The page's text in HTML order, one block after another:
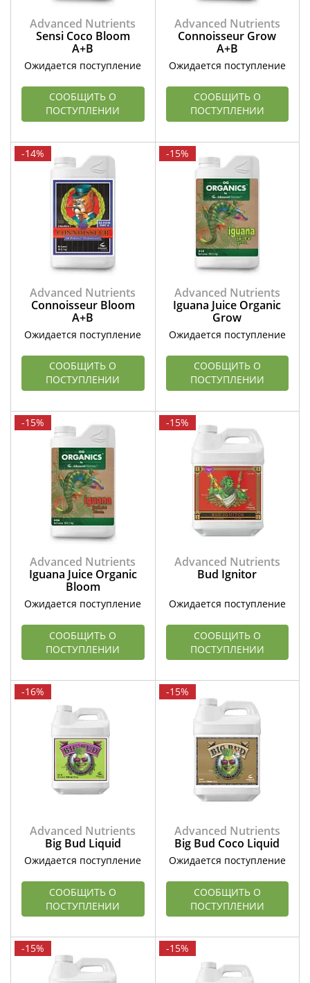
Advanced Nutrients
Sensi Coco Bloom
А+В
Ожидается поступление
СООБЩИТЬ О
ПОСТУПЛЕНИИ
Advanced Nutrients
Connoisseur Grow
А+В
Ожидается поступление
СООБЩИТЬ О
ПОСТУПЛЕНИИ
-14%
Advanced Nutrients
Connoisseur Bloom
А+В
Ожидается поступление
СООБЩИТЬ О
ПОСТУПЛЕНИИ
-15%
Advanced Nutrients
Iguana Juice Organic
Grow
Ожидается поступление
СООБЩИТЬ О
ПОСТУПЛЕНИИ
-15%
Advanced Nutrients
Iguana Juice Organic
Bloom
Ожидается поступление
СООБЩИТЬ О
ПОСТУПЛЕНИИ
-15%
Advanced Nutrients
Bud Ignitor
Ожидается поступление
СООБЩИТЬ О
ПОСТУПЛЕНИИ
-16%
Advanced Nutrients
Big Bud Liquid
Ожидается поступление
СООБЩИТЬ О
ПОСТУПЛЕНИИ
-15%
Advanced Nutrients
Big Bud Coco Liquid
Ожидается поступление
СООБЩИТЬ О
ПОСТУПЛЕНИИ
-15% -15%